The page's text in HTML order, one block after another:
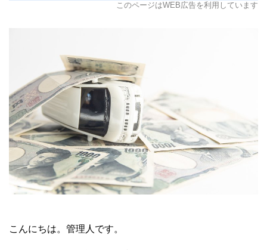
このページはWEB広告を利用しています
こんにちは。管理人です。